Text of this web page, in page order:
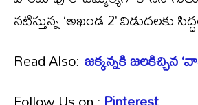
నటిస్తున్న ‘అఖండ 2’ విడుదలకు
Read Also: జక్కన్నకి జలకిచ్చిన